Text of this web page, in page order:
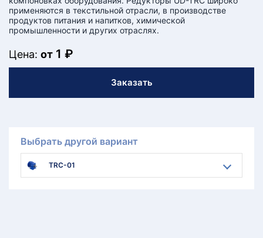
применяются в текстильной отрасли, в производстве
продуктов питания и напитков, химической
промышленности и других отраслях.
Цена: от 1 ₽
Заказать
Выбрать другой вариант
TRC-01